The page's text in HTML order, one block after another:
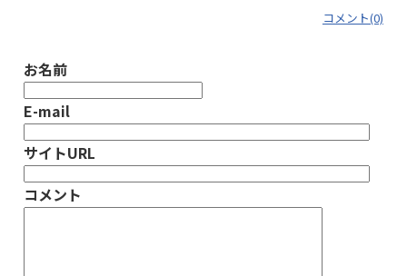
コメント(0)
お名前
E-mail
サイトURL
コメント